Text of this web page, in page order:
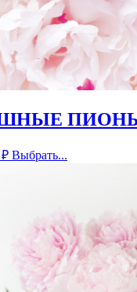
₽ Выбрать...